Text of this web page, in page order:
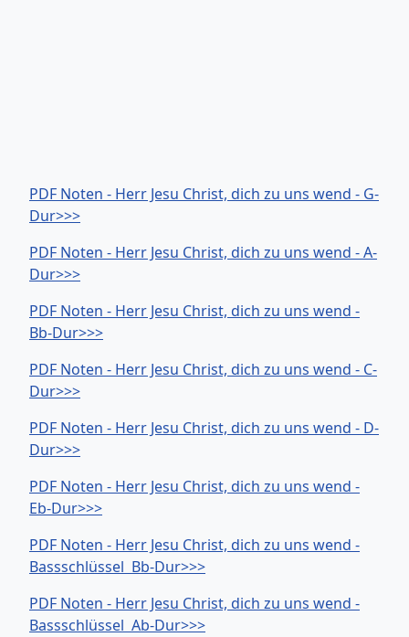
PDF Noten - Herr Jesu Christ, dich zu uns wend - G-
Dur>>>
PDF Noten - Herr Jesu Christ, dich zu uns wend - A-
Dur>>>
PDF Noten - Herr Jesu Christ, dich zu uns wend -
Bb-Dur>>>
PDF Noten - Herr Jesu Christ, dich zu uns wend - C-
Dur>>>
PDF Noten - Herr Jesu Christ, dich zu uns wend - D-
Dur>>>
PDF Noten - Herr Jesu Christ, dich zu uns wend -
Eb-Dur>>>
PDF Noten - Herr Jesu Christ, dich zu uns wend -
Bassschlüssel Bb-Dur>>>
PDF Noten - Herr Jesu Christ, dich zu uns wend -
Bassschlüssel Ab-Dur>>>